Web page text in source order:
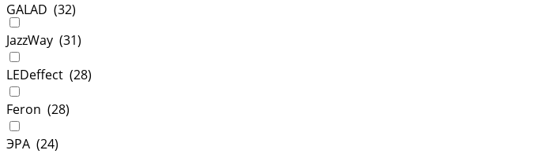
GALAD (32)
JazzWay (31)
LEDeffect (28)
Feron (28)
ЭРА (24)